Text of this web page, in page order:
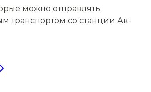
можно отправлять
транспортом со станции Ак-